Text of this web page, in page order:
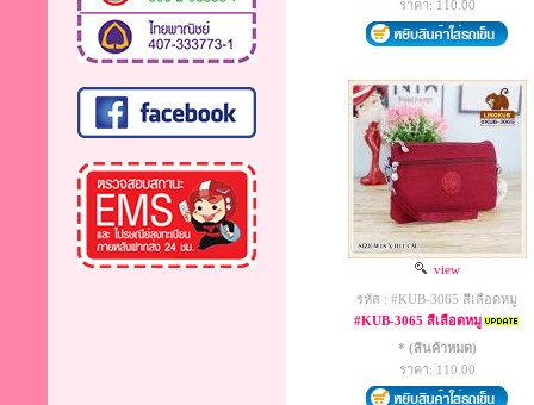
ราคา: 110.00
view
รหัส : #KUB-3065 สีเลือดหมู
#KUB-3065 สีเลือดหมู
* (สินค้าหมด)
ราคา: 110.00